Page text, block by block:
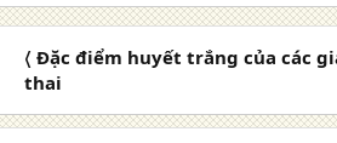
〈 Đặc điểm huyết trắng của các
thai